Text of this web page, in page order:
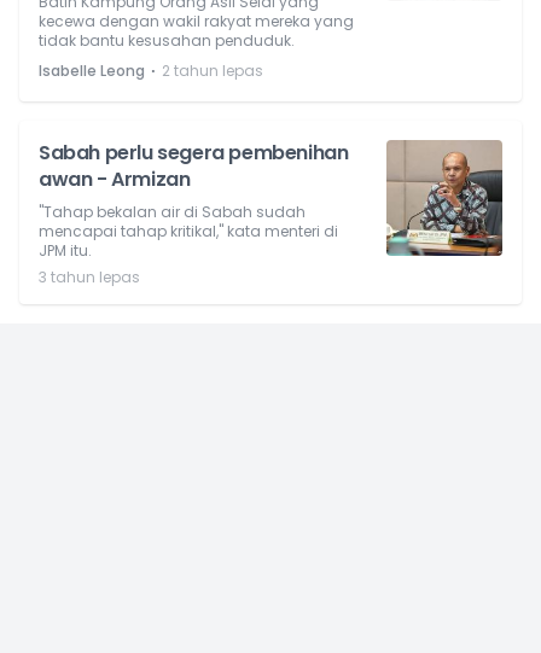
kecewa dengan wakil rakyat mereka yang
tidak bantu kesusahan penduduk.
Isabelle Leong ⋅ 2 tahun lepas
Sabah perlu segera pembenihan
awan - Armizan
"Tahap bekalan air di Sabah sudah
mencapai tahap kritikal," kata menteri di
JPM itu.
3 tahun lepas